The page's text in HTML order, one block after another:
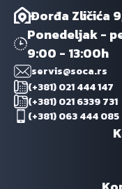
Đorđa Zličića
Ponedeljak -
9:00 - 13:00h
servis@soca.rs
(+381) 021 444 147
(+381) 021 6339 731
(+381) 063 444 085